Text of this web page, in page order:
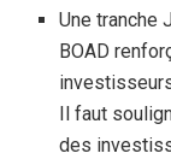
Une tranche
BOAD
Il faut
des